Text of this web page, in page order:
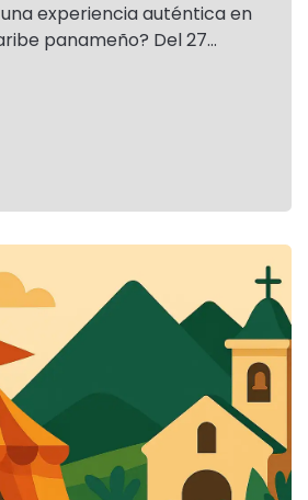
experiencia auténtica en
panameño? Del 27…